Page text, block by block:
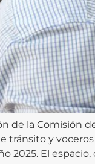
de la Comisión
tránsito y
2025. El